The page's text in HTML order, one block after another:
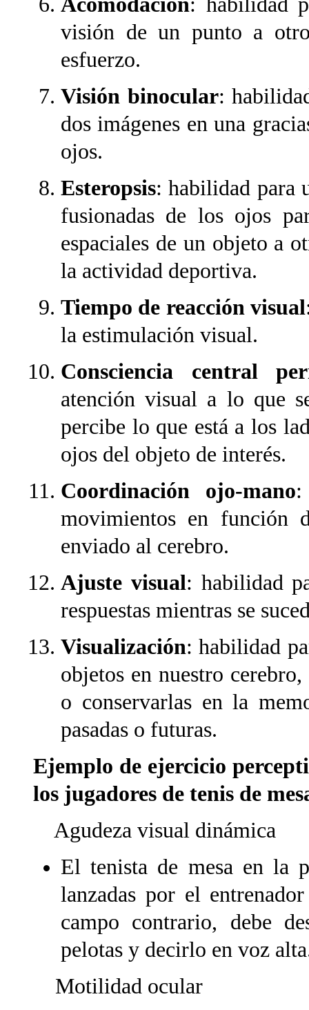
visión de un punto a
esfuerzo.
Visión binocular:
dos imágenes en una
ojos.
Esteropsis: habilidad para
fusionadas de los ojos
espaciales de un objeto a
la actividad deportiva.
Tiempo de reacción visual
la estimulación visual.
Consciencia central
atención visual a lo que
percibe lo que está a los
ojos del objeto de interés.
Coordinación ojo-mano:
movimientos en función
enviado al cerebro.
Ajuste visual: habilidad
respuestas mientras se
Visualización: habilidad
objetos en nuestro
o conservarlas en la
pasadas o futuras.
Ejemplo de ejercicio
los jugadores de tenis de
Agudeza visual dinámica
El tenista de mesa en la
lanzadas por el
campo contrario, debe
pelotas y decirlo en voz
Motilidad ocular